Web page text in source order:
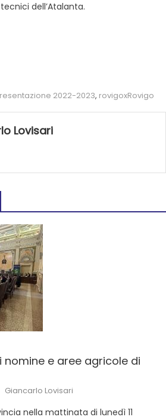
dell’Atalanta.
2022-2023, rovigoxRovigo
Lovisari
nomine e aree agricole di
Giancarlo Lovisari
nella mattinata di lunedì 11